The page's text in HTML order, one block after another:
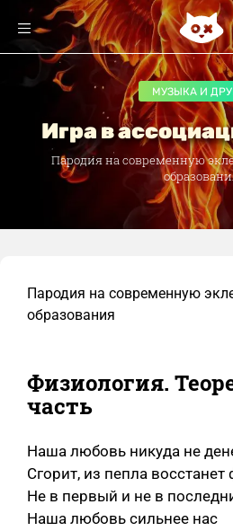
МУЗЫКА И
Игра в
Пародия на современную
Пародия на современную
образования
Физиология.
часть
Наша любовь никуда не
Сгорит, из пепла
Не в первый и не в
Наша любовь сильнее нас